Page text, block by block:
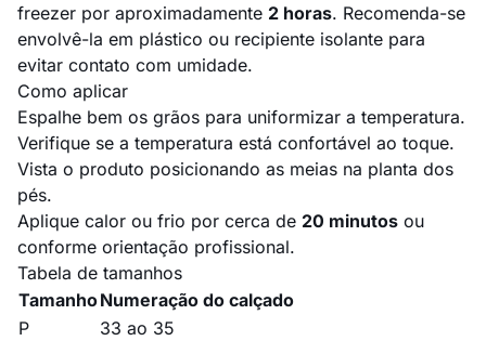
freezer por aproximadamente 2 horas. Recomenda-se
envolvê-la em plástico ou recipiente isolante para
evitar contato com umidade.
Como aplicar
Espalhe bem os grãos para uniformizar a temperatura.
Verifique se a temperatura está confortável ao toque.
Vista o produto posicionando as meias na planta dos
pés.
Aplique calor ou frio por cerca de 20 minutos ou
conforme orientação profissional.
Tabela de tamanhos
TamanhoNumeração do calçado
P
33 ao 35